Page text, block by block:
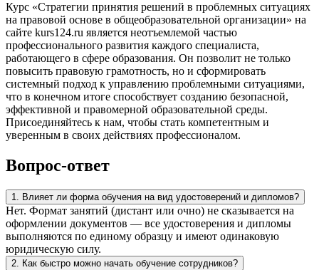
Курс «Стратегии принятия решений в проблемных ситуациях
на правовой основе в общеобразовательной организации» на
сайте kurs124.ru является неотъемлемой частью
профессионального развития каждого специалиста,
работающего в сфере образования. Он позволит не только
повысить правовую грамотность, но и сформировать
системный подход к управлению проблемными ситуациями,
что в конечном итоге способствует созданию безопасной,
эффективной и правомерной образовательной среды.
Присоединяйтесь к нам, чтобы стать компетентным и
уверенным в своих действиях профессионалом.
Вопрос-ответ
1. Влияет ли форма обучения на вид удостоверений и дипломов?
Нет. Формат занятий (дистант или очно) не сказывается на
оформлении документов — все удостоверения и дипломы
выполняются по единому образцу и имеют одинаковую
юридическую силу.
2. Как быстро можно начать обучение сотрудников?